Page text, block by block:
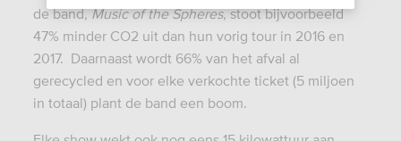
de band,Music of the Spheres, stoot bijvoorbeeld
47% minder CO2 uit dan hun vorig tour in 2016 en
2017. Daarnaast wordt 66% van het afval al
gerecycled en voor elke verkochte ticket (5 miljoen
in totaal) plant de band een boom.